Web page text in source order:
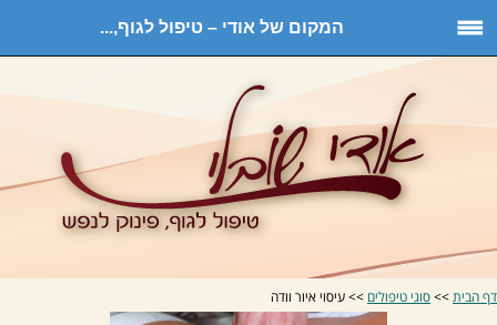
המקום של אודי – טיפול לגוף,...
דף הבית >> סוגי טיפולים >> עיסוי איור וודה